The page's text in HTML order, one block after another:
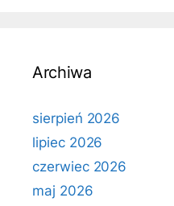
Archiwa
sierpień 2026
lipiec 2026
czerwiec 2026
maj 2026